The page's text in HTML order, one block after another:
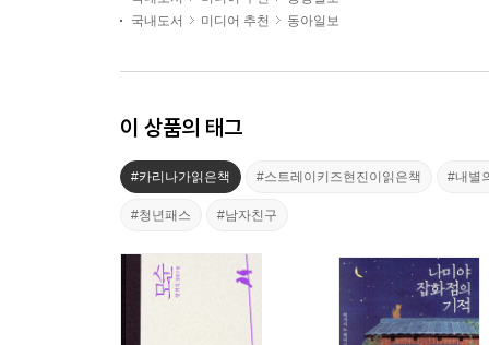
국내도서
미디어 추천 동아일보
이 상품의 태그
#카리나가읽은책 #스트레이키즈현진이읽은책 #내별
#청년패스 #남자친구